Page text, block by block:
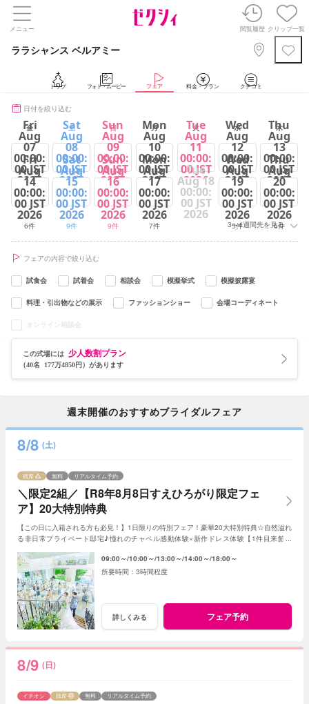
メニュー 閲覧履歴 クリップ一覧
ララシャンス ベルアミー
トップ フォト・ムービー フェア 料金・プラン クチコミ
日付を絞り込む
金 土 日 月 火 水 木
Fri
Aug
07
00:00:
00 JST
2026
5件
Sat
Aug
08
00:00:
00 JST
2026
9件
Sun
Aug
09
00:00:
00 JST
2026
9件
Mon
Aug
10
00:00:
00 JST
2026
7件
Tue
Aug
11
00:00:
00 JST
2026
9件
Wed
Aug
12
00:00:
00 JST
2026
5件
Thu
Aug
13
00:00:
00 JST
2026
6件
Fri
Aug
14
00:00:
00 JST
2026
6件
Sat
Aug
15
00:00:
00 JST
2026
9件
Sun
Aug
16
00:00:
00 JST
2026
9件
Mon
Aug
17
00:00:
00 JST
2026
7件
Tue
Aug 18
00:00:
00 JST
2026
Wed
Aug
19
00:00:
00 JST
2026
5件
Thu
Aug
20
00:00:
00 JST
2026
6件
3～4週間先を見る
フェアの内容で絞り込む
試食会 試着会 相談会 模擬挙式 模擬披露宴
料理・引出物などの展示 ファッションショー 会場コーディネート
オンライン相談会
この式場には 少人数割プラン
（40名 177万4850円）があります
週末開催のおすすめブライダルフェア
8/8 (土)
＼限定2組／【R8年8月8日すえひろがり限定フェ
ア】20大特別特典
残席 無料 リアルタイム予約
【この日に入籍される方も必見！】1日限りの特別フェア！豪華20大特別特典☆自然溢れ
る非日常プライベート邸宅♪憧れのチャペル感動体験×新作ドレス体験【1件目来館】
09:00～ 10:00～ 13:00～ 14:00～ 18:00～
3時間程度
詳しくみる フェア予約
8/9 (日)
イチオシ 残席 無料 リアルタイム予約